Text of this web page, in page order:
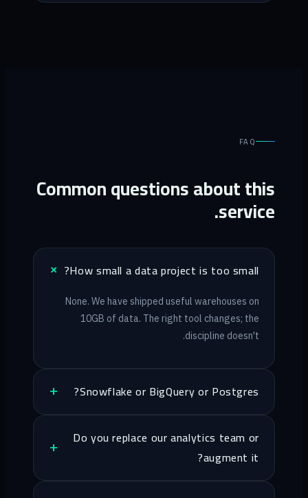
FAQ
Common questions about this
service.
How small a data project is too small?
None. We have shipped useful warehouses on
10GB of data. The right tool changes; the
discipline doesn't.
Snowflake or BigQuery or Postgres?
Do you replace our analytics team or
augment it?